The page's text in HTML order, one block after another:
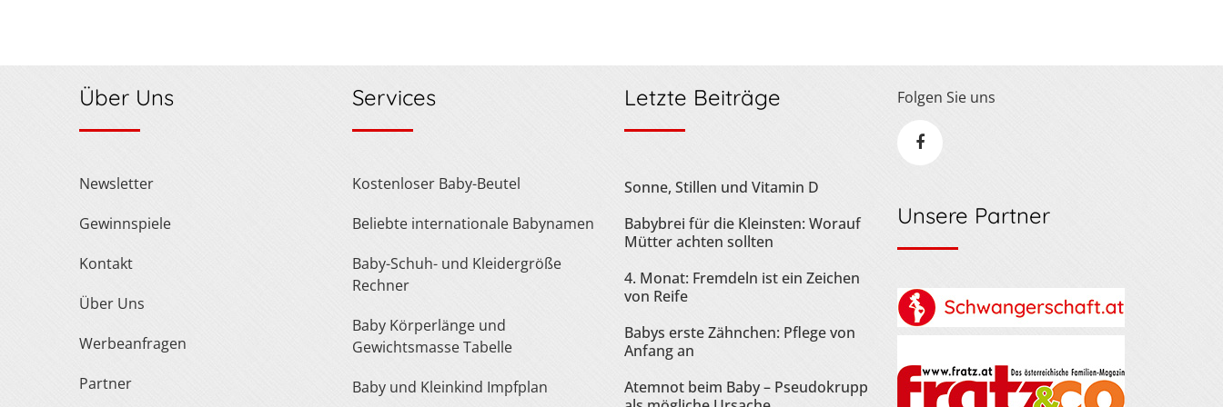
Über Uns
Newsletter
Gewinnspiele
Kontakt
Über Uns
Werbeanfragen
Partner
Services
Kostenloser Baby-Beutel
Beliebte internationale Babynamen
Baby-Schuh- und Kleidergröße
Rechner
Baby Körperlänge und
Gewichtsmasse Tabelle
Baby und Kleinkind Impfplan
Letzte Beiträge
Sonne, Stillen und Vitamin D
Babybrei für die Kleinsten: Worauf
Mütter achten sollten
4. Monat: Fremdeln ist ein Zeichen
von Reife
Babys erste Zähnchen: Pflege von
Anfang an
Atemnot beim Baby – Pseudokrupp
Folgen Sie uns
Unsere Partner